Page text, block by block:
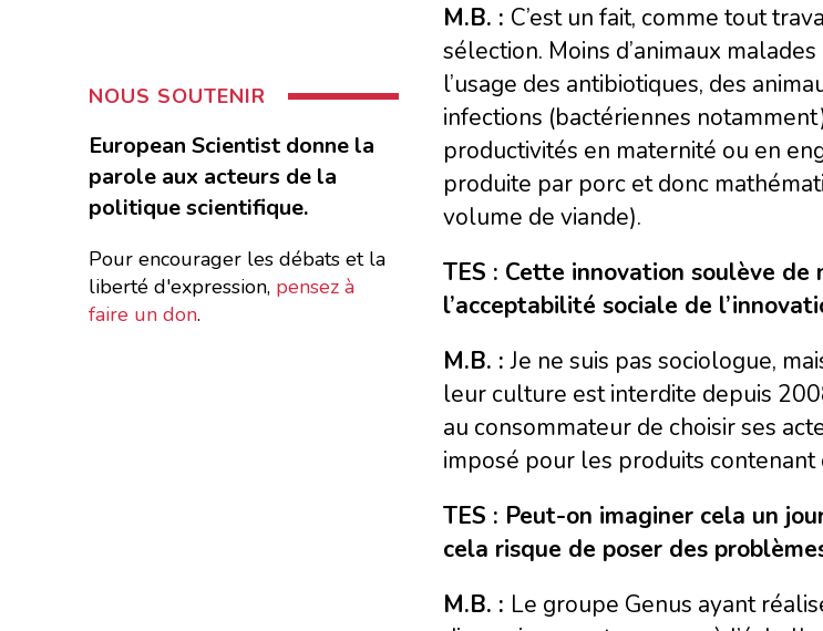
M.B. : C’est un fait, comme tout
sélection. Moins d’animaux
l’usage des antibiotiques, des
infections (bactériennes
productivités en maternité ou en
produite par porc et donc
volume de viande).
TES : Cette innovation soulève
l’acceptabilité sociale de
M.B. :Je ne suis pas sociologue,
leur culture est interdite depuis
au consommateur de choisir ses
imposé pour les produits contenant
TES : Peut-on imaginer cela un
cela risque de poser des
M.B. : Le groupe Genus ayant
NOUS SOUTENIR
European Scientist donne la
parole aux acteurs de la
politique scientifique.
Pour encourager les débats et la
liberté d'expression, pensez à
faire un don.